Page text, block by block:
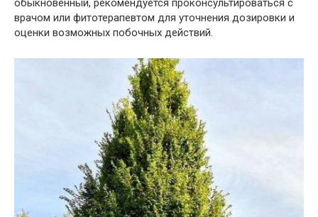
обыкновенный, рекомендуется проконсультироваться с
врачом или фитотерапевтом для уточнения дозировки и
оценки возможных побочных действий.